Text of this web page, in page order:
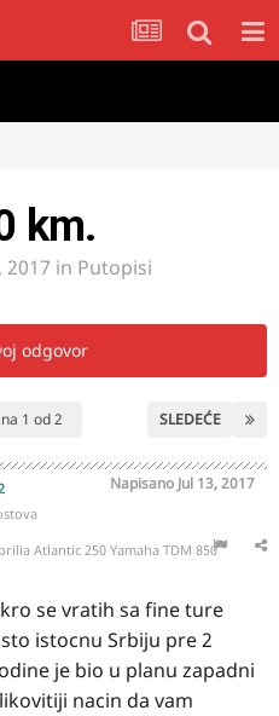
km.
2017 in Putopisi
odgovor
SLEDEĆE
1 od 2
Napisano Jul 13, 2017
Atlantic 250 Yamaha TDM 850
se vratih sa fine ture
istocnu Srbiju pre 2
je bio u planu zapadni
nacin da vam